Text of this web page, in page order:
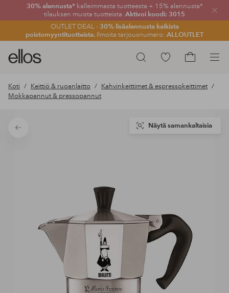
30% alennusta*kalleimmasta tuotteesta + 15% alennusta*
tilauksen muista tuotteista. Aktivoi koodi: 3015
OUTLET DEAL -30% lisäalennusta kaikista
poistomyyntituotteista. Ilmoita tarjousnumero: ALLOUTLET
Sulje
Hae
Ellos-
logo
siirry
Siirry
suosikkituotteisiin
Koti Keittiö & ruoanlaitto
Kahvinkeittimet & espressokeittimet
Mokkapannut & pressopannut
Takaisin
Näytä samankaltaisia